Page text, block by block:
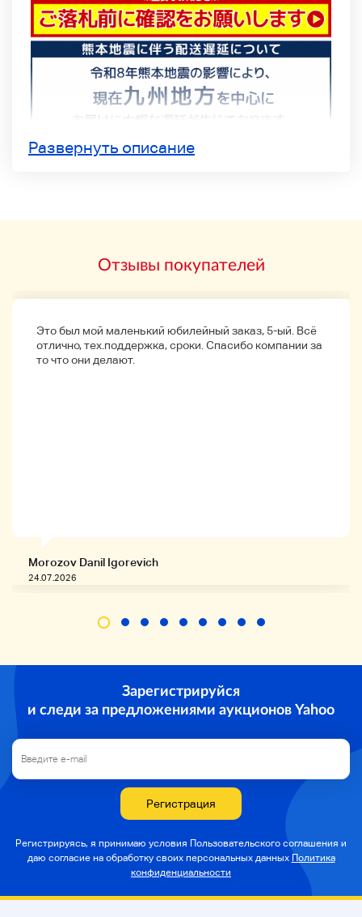
Развернуть описание
Отзывы покупателей
Это был мой маленький юбилейный заказ, 5-ый. Всё
отлично, тех.поддержка, сроки. Спасибо компании за
то что они делают.
Morozov Danil Igorevich
24.07.2026
Зарегистрируйся
и следи за предложениями аукционов Yahoo
Регистрация
Регистрируясь, я принимаю условия Пользовательского соглашения и
даю согласие на обработку своих персональных данных Политика
конфиденциальности